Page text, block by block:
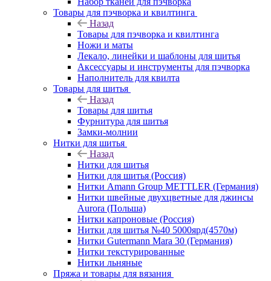
Товары для пэчворка и квилтинга
Назад
Товары для пэчворка и квилтинга
Ножи и маты
Лекало, линейки и шаблоны для шитья
Аксессуары и инструменты для пэчворка
Наполнитель для квилта
Товары для шитья
Назад
Товары для шитья
Фурнитура для шитья
Замки-молнии
Нитки для шитья
Назад
Нитки для шитья
Нитки для шитья (Россия)
Нитки Amann Group METTLER (Германия)
Нитки швейные двухцветные для джинсы
Aurora (Польша)
Нитки капроновые (Россия)
Нитки для шитья №40 5000ярд(4570м)
Нитки Gutermann Mara 30 (Германия)
Нитки текстурированные
Нитки льняные
Пряжа и товары для вязания